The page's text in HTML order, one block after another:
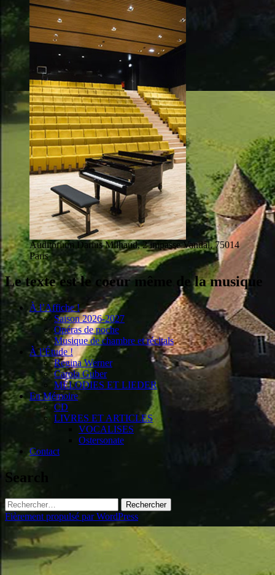
Auditorium Darius Milhaud, 2 impasse Vandal, 75014
Paris
Le texte est le coeur même de la musique
À l’Affiche !
Saison 2026-2027
Opéras de poche
Musique de chambre et récitals
À l’Étude !
Regina Werner
Carola Guber
MÉLODIES ET LIEDER
En Mémoire
CD
LIVRES ET ARTICLES
VOCALISES
Ostersonate
Contact
Search
Rechercher :
Fièrement propulsé par WordPress